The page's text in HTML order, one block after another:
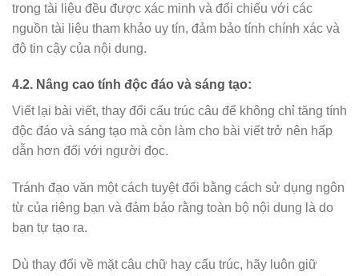
trong tài liệu đều được xác minh và đối chiếu với các
nguồn tài liệu tham khảo uy tín, đảm bảo tính chính xác và
độ tin cậy của nội dung.
4.2. Nâng cao tính độc đáo và sáng tạo:
Viết lại bài viết, thay đổi cấu trúc câu để không chỉ tăng tính
độc đáo và sáng tạo mà còn làm cho bài viết trở nên hấp
dẫn hơn đối với người đọc.
Tránh đạo văn một cách tuyệt đối bằng cách sử dụng ngôn
từ của riêng bạn và đảm bảo rằng toàn bộ nội dung là do
bạn tự tạo ra.
Dù thay đổi về mặt câu chữ hay cấu trúc, hãy luôn giữ